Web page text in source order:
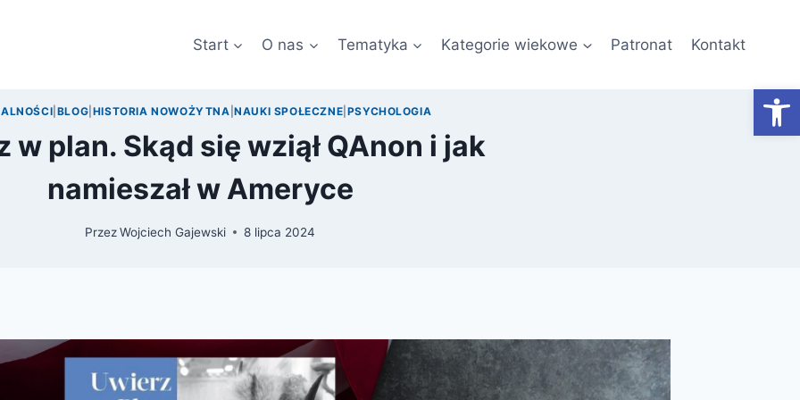
Start O nas Tematyka Kategorie wiekowe Patronat Kontakt
BLOG HISTORIA NOWOŻYTNA |NAUKI SPOŁECZNE PSYCHOLOGIA
w plan. Skąd się wziął QAnon i jak
namieszał w Ameryce
PrzezWojciech Gajewski 8 lipca 2024